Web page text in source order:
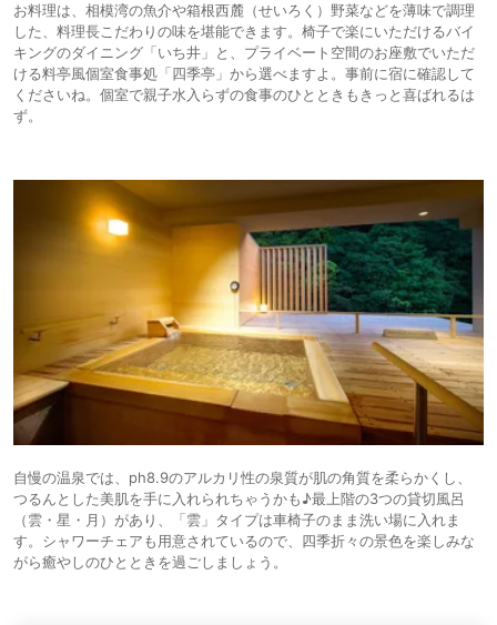
お料理は、相模湾の魚介や箱根西麓（せいろく）野菜などを薄味で調理
した、料理長こだわりの味を堪能できます。椅子で楽にいただけるバイ
キングのダイニング「いち井」と、プライベート空間のお座敷でいただ
ける料亭風個室食事処「四季亭」から選べますよ。事前に宿に確認して
くださいね。個室で親子水入らずの食事のひとときもきっと喜ばれるは
ず。
自慢の温泉では、ph8.9のアルカリ性の泉質が肌の角質を柔らかくし、
つるんとした美肌を手に入れられちゃうかも♪最上階の3つの貸切風呂
（雲・星・月）があり、「雲」タイプは車椅子のまま洗い場に入れま
す。シャワーチェアも用意されているので、四季折々の景色を楽しみな
がら癒やしのひとときを過ごしましょう。